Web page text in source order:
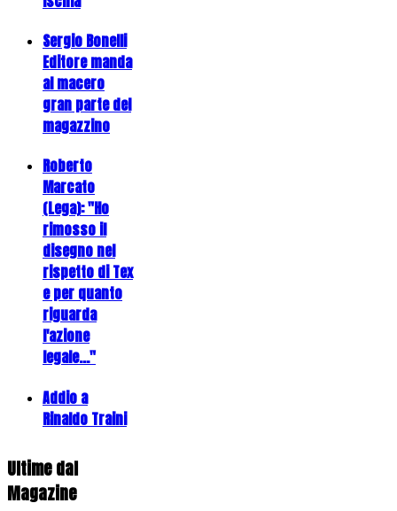
Sergio Bonelli
Editore manda
al macero
gran parte del
magazzino
Roberto
Marcato
(Lega): "Ho
rimosso il
disegno nel
rispetto di Tex
e per quanto
riguarda
l'azione
legale..."
Addio a
Rinaldo Traini
Ultime dal
Magazine